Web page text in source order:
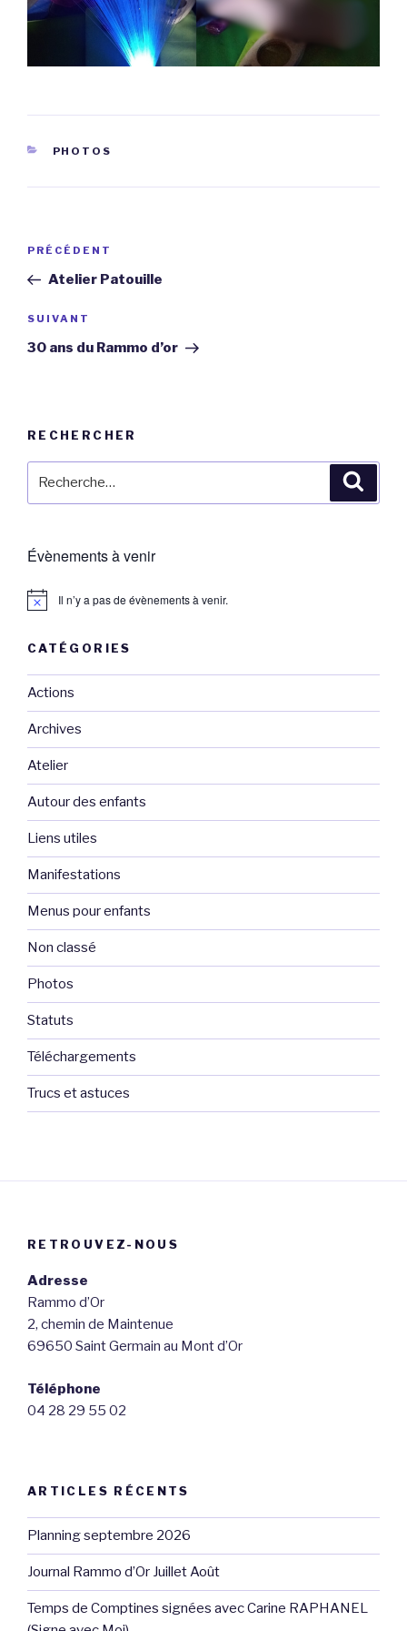
CATÉGORIES
PHOTOS
Navigation
l’article
Article
précédent
PRÉCÉDENT
Atelier Patouille
Article
suivant
SUIVANT
30 ans du Rammo d’or
RECHERCHER
Évènements à venir
Il n’y a pas de évènements à venir.
CATÉGORIES
Actions
Archives
Atelier
Autour des enfants
Liens utiles
Manifestations
Menus pour enfants
Non classé
Photos
Statuts
Téléchargements
Trucs et astuces
RETROUVEZ-NOUS
Adresse
Rammo d’Or
2, chemin de Maintenue
69650 Saint Germain au Mont d’Or
Téléphone
04 28 29 55 02
ARTICLES RÉCENTS
Planning septembre 2026
Journal Rammo d’Or Juillet Août
Temps de Comptines signées avec Carine RAPHANEL